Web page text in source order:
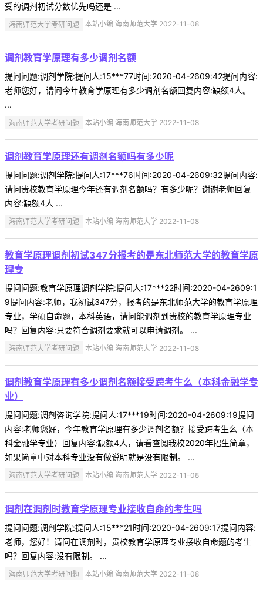
受的调剂初试分数优先吗还是 ...
海南师范大学考研问题 本站小编 海南师范大学 2022-11-08
调剂教育学原理有多少调剂名额
提问问题:调剂学院:提问人:15***77时间:2020-04-2609:42提问内容:
老师您好，请问今年教育学原理有多少调剂名额回复内容:缺额4人。
...
海南师范大学考研问题 本站小编 海南师范大学 2022-11-08
调剂教育学原理还有调剂名额吗有多少呢
提问问题:调剂学院:提问人:17***76时间:2020-04-2609:32提问内容:
请问贵校教育学原理今年还有调剂名额吗？有多少呢？谢谢老师回复
内容:缺额4人 ...
海南师范大学考研问题 本站小编 海南师范大学 2022-11-08
教育学原理调剂初试347分报考的是东北师范大学的教育学原
理专
提问问题:教育学原理调剂学院:提问人:17***22时间:2020-04-2609:1
9提问内容:老师，我初试347分，报考的是东北师范大学的教育学原理
专业，学硕自命题，本科英语，请问能调剂到贵校的教育学原理专业
吗？回复内容:只要符合调剂要求就可以申请调剂。 ...
海南师范大学考研问题 本站小编 海南师范大学 2022-11-08
调剂教育学原理有多少调剂名额接受跨考生么（本科金融学专
业）
提问问题:调剂咨询学院:提问人:17***19时间:2020-04-2609:19提问
内容:老师您好，今年教育学原理有多少调剂名额？接受跨考生么（本
科金融学专业）回复内容:缺额4人，请看查阅我校2020年招生简章，
如果简章中对本科专业没有做说明就是没有限制。 ...
海南师范大学考研问题 本站小编 海南师范大学 2022-11-08
调剂在调剂时教育学原理专业接收自命的考生吗
提问问题:调剂学院:提问人:15***21时间:2020-04-2609:17提问内容:
老师，您好！请问在调剂时，贵校教育学原理专业接收自命题的考生
吗？回复内容:没有限制。 ...
海南师范大学考研问题 本站小编 海南师范大学 2022-11-08